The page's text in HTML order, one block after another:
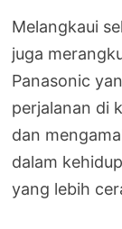
Melangkaui
juga
Panasonic
perjalanan di
dan
dalam
yang lebih